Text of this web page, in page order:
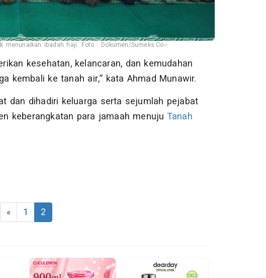
ibadah haji. Foto : Dokumen/Sumeks.Co--
kesehatan, kelancaran, dan kemudahan
kembali ke tanah air,” kata Ahmad Munawir.
dan dihadiri keluarga serta sejumlah pejabat
keberangkatan para jamaah menuju Tanah
« 1 2